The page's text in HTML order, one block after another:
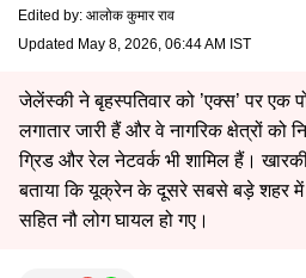
Edited by: आलोक कुमार राव
Updated May 8, 2026, 06:44 AM IST
जेलेंस्की ने बृहस्पतिवार को ’एक्स’ पर
लगातार जारी हैं और वे नागरिक क्षेत्रों को
ग्रिड और रेल नेटवर्क भी शामिल हैं।
बताया कि यूक्रेन के दूसरे सबसे बड़े शहर में
सहित नौ लोग घायल हो गए।